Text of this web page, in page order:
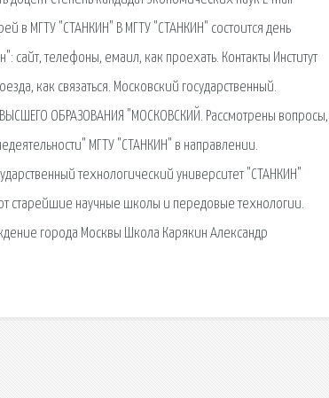
МГТУ "СТАНКИН" В МГТУ "СТАНКИН" состоится день
сайт, телефоны, емаил, как проехать. Контакты Институт
как связаться. Московский государственный.
ОБРАЗОВАНИЯ "МОСКОВСКИЙ. Рассмотрены вопросы,
МГТУ "СТАНКИН" в направлении.
технологический университет "СТАНКИН"
старейшие научные школы и передовые технологии.
города Москвы Школа Карякин Александр